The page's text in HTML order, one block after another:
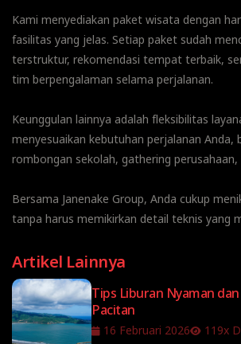
Kami menyediakan paket wisata dengan
fasilitas yang jelas. Setiap paket sudah
terstruktur, rekomendasi tempat terbaik,
tim berpengalaman selama perjalanan.
Keunggulan lainnya adalah fleksibilitas
menyesuaikan kebutuhan perjalanan Anda,
rombongan sekolah, gathering
Bersama Janenake Group, Anda cukup
tanpa harus memikirkan detail teknis yang
Artikel Lainnya
Tips Liburan Nyaman
Pacitan
16 Februari 2026 119x